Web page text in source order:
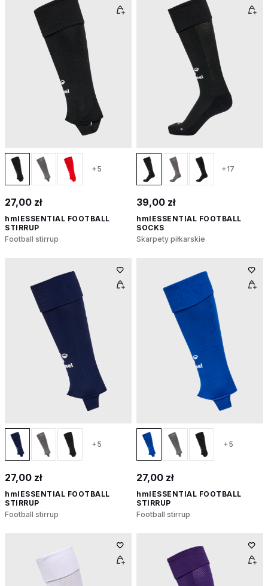
+5
27,00 zł
hmlESSENTIAL FOOTBALL
STIRRUP
Football stirrup
+17
39,00 zł
hmlESSENTIAL FOOTBALL
SOCKS
Skarpety piłkarskie
+5
27,00 zł
hmlESSENTIAL FOOTBALL
STIRRUP
Football stirrup
+5
27,00 zł
hmlESSENTIAL FOOTBALL
STIRRUP
Football stirrup